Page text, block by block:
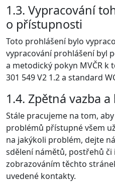
1.3. Vypracování
o přístupnosti
Toto prohlášení bylo
vypracování prohlášení byl
a metodický pokyn MVČR k
301 549 V2 1.2 a standard
1.4. Zpětná vazba
Stále pracujeme na tom,
problémů přístupné všem
na jakýkoli problém, dejte
sdělení námětů, postřehů
zobrazováním těchto
uvedené kontakty.